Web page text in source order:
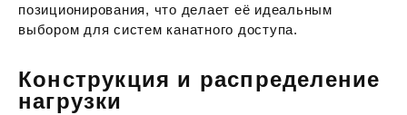
позиционирования, что делает её идеальным
выбором для систем канатного доступа.
Конструкция и распределение
нагрузки